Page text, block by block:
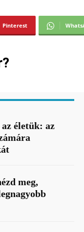
Pinterest
életük: az
meg,